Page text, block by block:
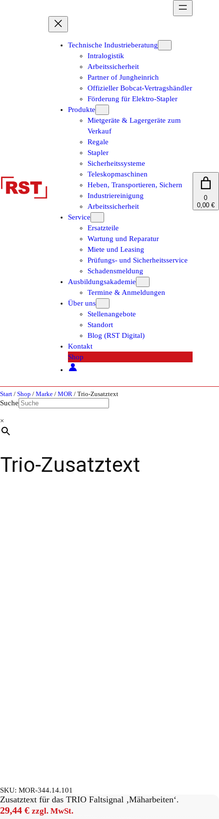
Technische Industrieberatung
Intralogistik
Arbeitssicherheit
Partner of Jungheinrich
Offizieller Bobcat-Vertragshändler
Förderung für Elektro-Stapler
Produkte
Mietgeräte & Lagergeräte zum
Verkauf
Regale
Stapler
Sicherheitssysteme
Teleskopmaschinen
Heben, Transportieren, Sichern
Industriereinigung
Arbeitssicherheit
Service
Ersatzteile
Wartung und Reparatur
Miete und Leasing
Prüfungs- und Sicherheitsservice
Schadensmeldung
Ausbildungsakademie
Termine & Anmeldungen
Über uns
Stellenangebote
Standort
Blog (RST Digital)
Kontakt
Shop
0
0,00 €
Start / Shop / Marke / MOR / Trio-Zusatztext
Suche
×
Trio-Zusatztext
SKU: MOR-344.14.101
Zusatztext für das TRIO Faltsignal ‚Mäharbeiten‘.
29,44 € zzgl. MwSt.